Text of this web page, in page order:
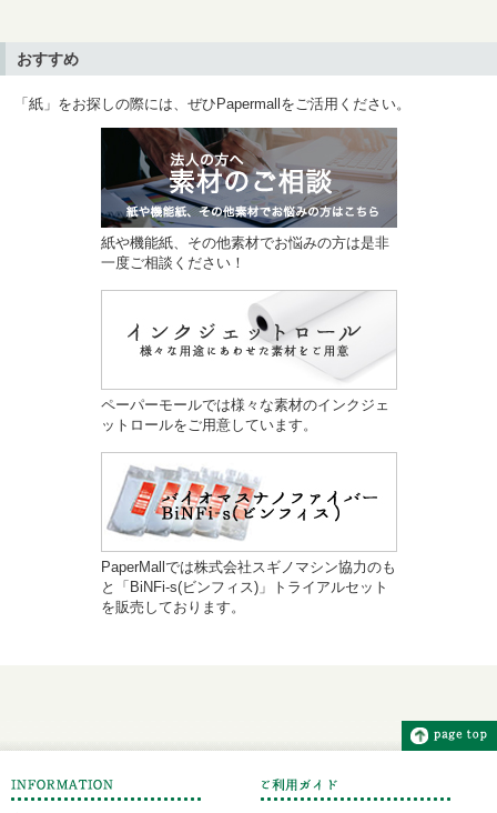
おすすめ
「紙」をお探しの際には、ぜひPapermallをご活用ください。
紙や機能紙、その他素材でお悩みの方は是非
一度ご相談ください！
ペーパーモールでは様々な素材のインクジェ
ットロールをご用意しています。
PaperMallでは株式会社スギノマシン協力のも
と「BiNFi-s(ビンフィス)」トライアルセット
を販売しております。